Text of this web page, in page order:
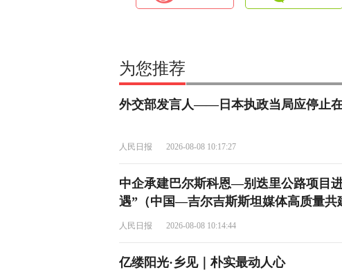
为您推荐
外交部发言人——日本执政当局应停止
人民日报 2026-08-08 10:17:27
中企承建巴尔斯科恩—别迭里公路项目
遇”（中国—吉尔吉斯斯坦媒体高质量共
人民日报 2026-08-08 10:14:44
亿缕阳光·乡见｜朴实最动人心